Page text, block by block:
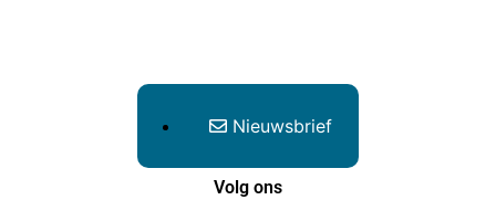
Nieuwsbrief
Volg ons